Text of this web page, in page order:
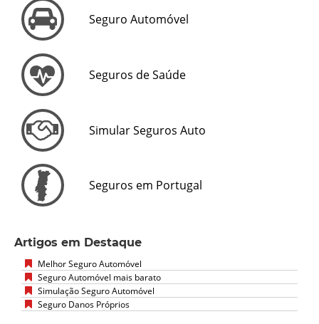
Seguro Automóvel
Seguros de Saúde
Simular Seguros Auto
Seguros em Portugal
Artigos em Destaque
Melhor Seguro Automóvel
Seguro Automóvel mais barato
Simulação Seguro Automóvel
Seguro Danos Próprios